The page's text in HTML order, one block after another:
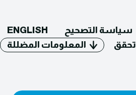
ENGLISH سياسة التصحيح
المعلومات المضللة
تحقق